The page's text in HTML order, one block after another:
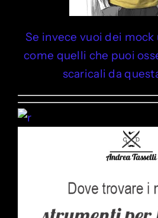
Se invece vuoi dei
come quelli che puoi
scaricali da